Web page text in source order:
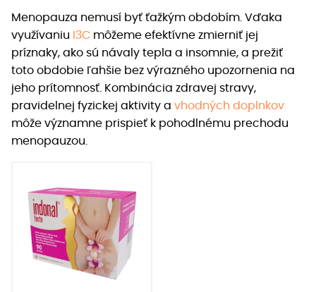
Menopauza nemusí byť ťažkým obdobím. Vďaka
využívaniu
I3C môžeme efektívne zmierniť jej
príznaky, ako sú návaly tepla a insomnie, a prežiť
toto obdobie ľahšie bez výrazného upozornenia na
jeho prítomnosť. Kombinácia zdravej stravy,
pravidelnej fyzickej aktivity a vhodných doplnkov
môže významne prispieť k pohodlnému prechodu
menopauzou.